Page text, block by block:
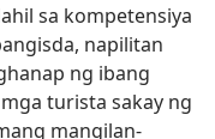
sa kompetensiya
napilitan
ng ibang
turista sakay ng
mangilan-